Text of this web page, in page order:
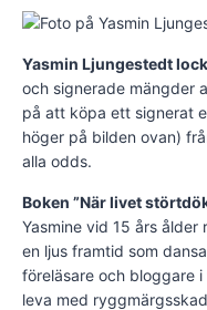
Yasmin Ljungestedt
och signerade mängder
på att köpa ett signerat
höger på bilden ovan)
alla odds.
Boken ”När livet
Yasmine vid 15 års
en ljus framtid som
föreläsare och bloggare
leva med